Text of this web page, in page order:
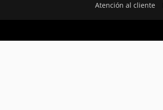
Atención al cliente